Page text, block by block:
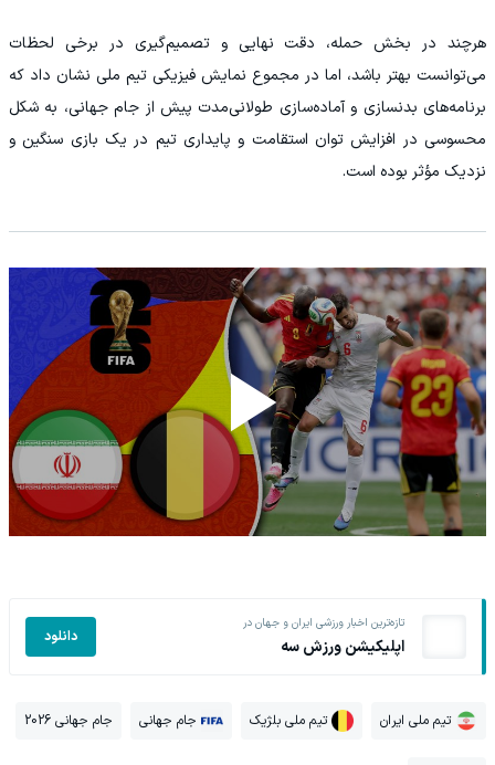
هرچند در بخش حمله، دقت نهایی و تصمیم‌گیری در برخی لحظات
می‌توانست بهتر باشد، اما در مجموع نمایش فیزیکی تیم ملی نشان داد که
برنامه‌های بدنسازی و آماده‌سازی طولانی‌مدت پیش از جام جهانی، به شکل
محسوسی در افزایش توان استقامت و پایداری تیم در یک بازی سنگین و
نزدیک مؤثر بوده است.
تازه‌ترین اخبار ورزشی ایران و جهان در
اپلیکیشن ورزش سه دانلود
تیم ملی ایران تیم ملی بلژیک جام جهانی جام جهانی 2026